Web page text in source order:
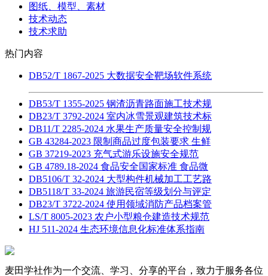
图纸、模型、素材
技术动态
技术求助
热门内容
DB52/T 1867-2025 大数据安全靶场软件系统
DB53/T 1355-2025 钢渣沥青路面施工技术规
DB23/T 3792-2024 室内冰雪景观建筑技术标
DB11/T 2285-2024 水果生产质量安全控制规
GB 43284-2023 限制商品过度包装要求 生鲜
GB 37219-2023 充气式游乐设施安全规范
GB 4789.18-2024 食品安全国家标准 食品微
DB5106/T 32-2024 大型构件机械加工工艺路
DB5118/T 33-2024 旅游民宿等级划分与评定
DB23/T 3722-2024 使用领域消防产品档案管
LS/T 8005-2023 农户小型粮仓建造技术规范
HJ 511-2024 生态环境信息化标准体系指南
麦田学社作为一个交流、学习、分享的平台，致力于服务各位